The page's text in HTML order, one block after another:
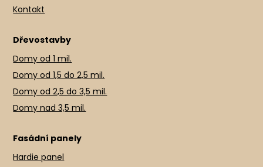
Kontakt
Dřevostavby
Domy od 1 mil.
Domy od 1,5 do 2,5 mil.
Domy od 2,5 do 3,5 mil.
Domy nad 3,5 mil.
Fasádní panely
Hardie panel